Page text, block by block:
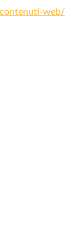
contenuti-web/